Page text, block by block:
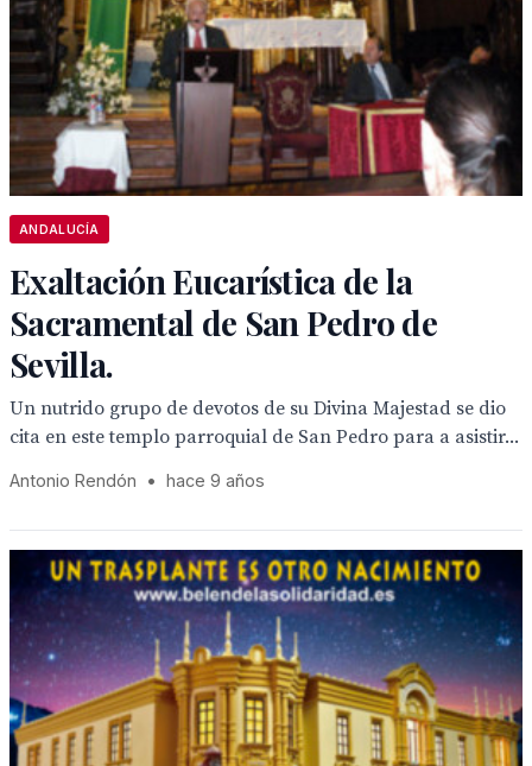
ANDALUCÍA
Exaltación Eucarística de la
Sacramental de San Pedro de
Sevilla.
Un nutrido grupo de devotos de su Divina Majestad se dio
cita en este templo parroquial de San Pedro para a asistir...
Antonio Rendón • hace 9 años